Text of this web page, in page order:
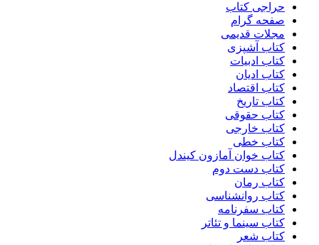
حراجی کتاب
صفحه گرام
مجلات قدیمی
کتاب آشپزی
کتاب ادبیات
کتاب ادیان
کتاب اقتصاد
کتاب تاریخ
کتاب حقوقی
کتاب خارجی
کتاب خطی
کتاب خوان آمازون کیندل
کتاب دست دوم
کتاب رمان
کتاب روانشناسی
کتاب سفرنامه
کتاب سینما و تئاتر
کتاب شعر